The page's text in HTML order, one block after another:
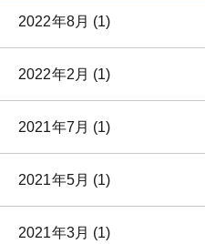
2022年8月 (1)
2022年2月 (1)
2021年7月 (1)
2021年5月 (1)
2021年3月 (1)